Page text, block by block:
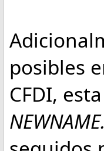
posibles
CFDI,